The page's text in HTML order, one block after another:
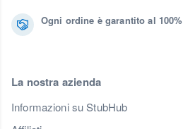
Ogni ordine è garantito al 100%
La nostra azienda
Informazioni su StubHub